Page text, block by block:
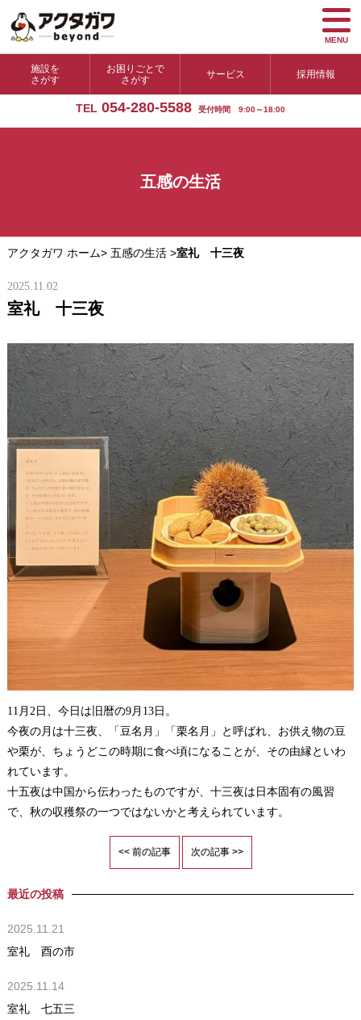
施設を
さがす
お困りごとで
さがす
サービス 採用情報
TEL 054-280-5588 受付時間 9:00～18:00
MENU
五感の生活
アクタガワ ホーム> 五感の生活>室礼 十三夜
2025.11.02
室礼 十三夜
11月2日、今日は旧暦の9月13日。
今夜の月は十三夜、「豆名月」「栗名月」と呼ばれ、お供え物の豆
や栗が、ちょうどこの時期に食べ頃になることが、その由縁といわ
れています。
十五夜は中国から伝わったものですが、十三夜は日本固有の風習
で、秋の収穫祭の一つではないかと考えられています。
<< 前の記事 次の記事 >>
最近の投稿
2025.11.21
室礼 酉の市
2025.11.14
室礼 七五三